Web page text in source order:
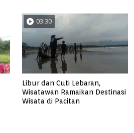
03:30
Libur dan Cuti Lebaran,
Wisatawan Ramaikan Destinasi
Wisata di Pacitan